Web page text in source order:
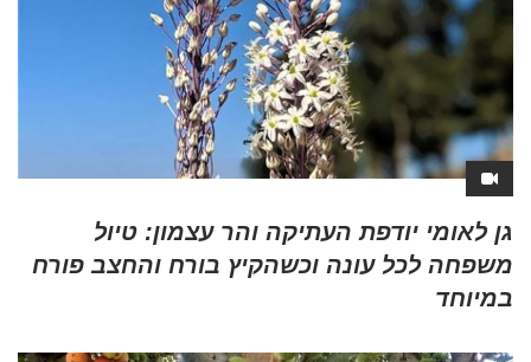
גן לאומי יודפת העתיקה והר עצמון: טיול
משפחה לכל עונה וכשהקיץ בורח והחצב פורח
במיוחד